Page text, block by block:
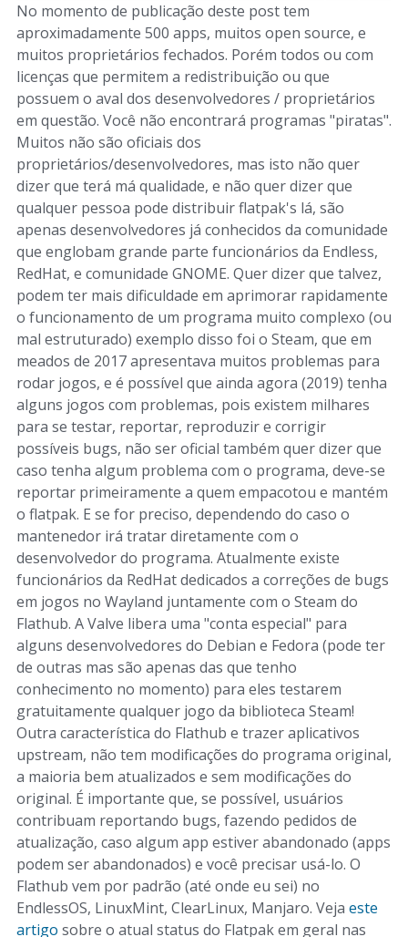
No momento de publicação deste post tem
aproximadamente 500 apps, muitos open source, e
muitos proprietários fechados. Porém todos ou com
licenças que permitem a redistribuição ou que
possuem o aval dos desenvolvedores / proprietários
em questão. Você não encontrará programas "piratas".
Muitos não são oficiais dos
proprietários/desenvolvedores, mas isto não quer
dizer que terá má qualidade, e não quer dizer que
qualquer pessoa pode distribuir flatpak's lá, são
apenas desenvolvedores já conhecidos da comunidade
que englobam grande parte funcionários da Endless,
RedHat, e comunidade GNOME. Quer dizer que talvez,
podem ter mais dificuldade em aprimorar rapidamente
o funcionamento de um programa muito complexo (ou
mal estruturado) exemplo disso foi o Steam, que em
meados de 2017 apresentava muitos problemas para
rodar jogos, e é possível que ainda agora (2019) tenha
alguns jogos com problemas, pois existem milhares
para se testar, reportar, reproduzir e corrigir
possíveis bugs, não ser oficial também quer dizer que
caso tenha algum problema com o programa, deve-se
reportar primeiramente a quem empacotou e mantém
o flatpak. E se for preciso, dependendo do caso o
mantenedor irá tratar diretamente com o
desenvolvedor do programa. Atualmente existe
funcionários da RedHat dedicados a correções de bugs
em jogos no Wayland juntamente com o Steam do
Flathub. A Valve libera uma "conta especial" para
alguns desenvolvedores do Debian e Fedora (pode ter
de outras mas são apenas das que tenho
conhecimento no momento) para eles testarem
gratuitamente qualquer jogo da biblioteca Steam!
Outra característica do Flathub e trazer aplicativos
upstream, não tem modificações do programa original,
a maioria bem atualizados e sem modificações do
original. É importante que, se possível, usuários
contribuam reportando bugs, fazendo pedidos de
atualização, caso algum app estiver abandonado (apps
podem ser abandonados) e você precisar usá-lo. O
Flathub vem por padrão (até onde eu sei) no
EndlessOS, LinuxMint, ClearLinux, Manjaro. Veja este
artigo sobre o atual status do Flatpak em geral nas